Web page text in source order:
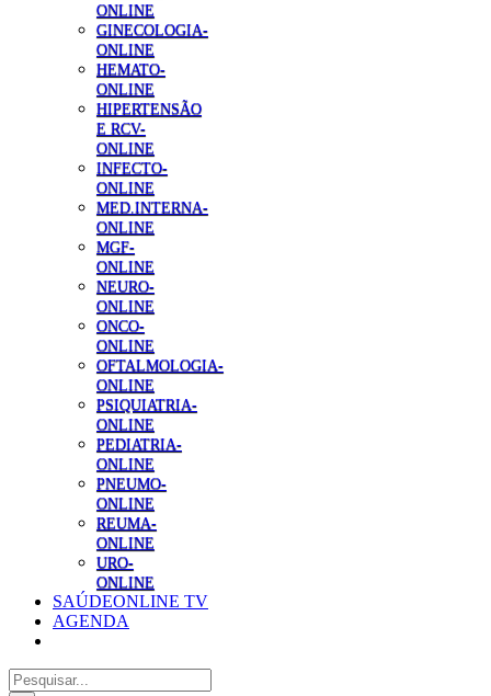
ONLINE
GINECOLOGIA-
ONLINE
HEMATO-
ONLINE
HIPERTENSÃO
E RCV-
ONLINE
INFECTO-
ONLINE
MED.INTERNA-
ONLINE
MGF-
ONLINE
NEURO-
ONLINE
ONCO-
ONLINE
OFTALMOLOGIA-
ONLINE
PSIQUIATRIA-
ONLINE
PEDIATRIA-
ONLINE
PNEUMO-
ONLINE
REUMA-
ONLINE
URO-
ONLINE
SAÚDEONLINE TV
AGENDA
Pesquisar